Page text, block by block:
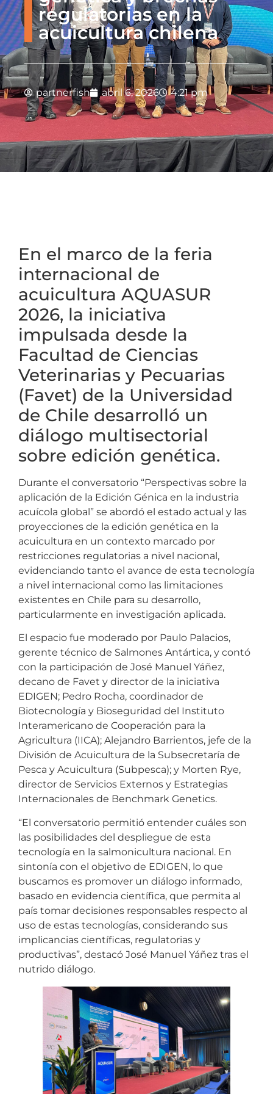
regulatorias en la
acuicultura chilena
partnerfish abril 6, 2026 4:21 pm
En el marco de la feria
internacional de
acuicultura AQUASUR
2026, la iniciativa
impulsada desde la
Facultad de Ciencias
Veterinarias y Pecuarias
(Favet) de la Universidad
de Chile desarrolló un
diálogo multisectorial
sobre edición genética.
Durante el conversatorio “Perspectivas sobre la
aplicación de la Edición Génica en la industria
acuícola global” se abordó el estado actual y las
proyecciones de la edición genética en la
acuicultura en un contexto marcado por
restricciones regulatorias a nivel nacional,
evidenciando tanto el avance de esta tecnología
a nivel internacional como las limitaciones
existentes en Chile para su desarrollo,
particularmente en investigación aplicada.
El espacio fue moderado por Paulo Palacios,
gerente técnico de Salmones Antártica, y contó
con la participación de José Manuel Yáñez,
decano de Favet y director de la iniciativa
EDIGEN; Pedro Rocha, coordinador de
Biotecnología y Bioseguridad del Instituto
Interamericano de Cooperación para la
Agricultura (IICA); Alejandro Barrientos, jefe de la
División de Acuicultura de la Subsecretaría de
Pesca y Acuicultura (Subpesca); y Morten Rye,
director de Servicios Externos y Estrategias
Internacionales de Benchmark Genetics.
“El conversatorio permitió entender cuáles son
las posibilidades del despliegue de esta
tecnología en la salmonicultura nacional. En
sintonía con el objetivo de EDIGEN, lo que
buscamos es promover un diálogo informado,
basado en evidencia científica, que permita al
país tomar decisiones responsables respecto al
uso de estas tecnologías, considerando sus
implicancias científicas, regulatorias y
productivas”, destacó José Manuel Yáñez tras el
nutrido diálogo.